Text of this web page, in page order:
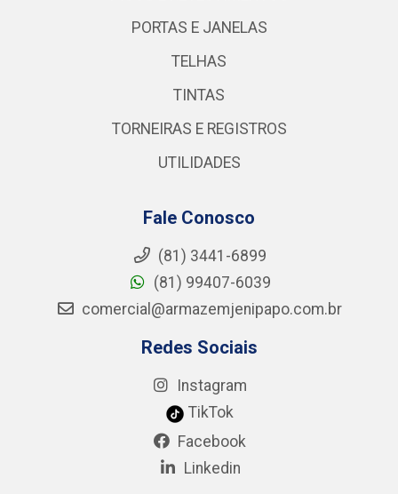
PORTAS E JANELAS
TELHAS
TINTAS
TORNEIRAS E REGISTROS
UTILIDADES
Fale Conosco
(81) 3441-6899
(81) 99407-6039
comercial@armazemjenipapo.com.br
Redes Sociais
Instagram
TikTok
Facebook
Linkedin